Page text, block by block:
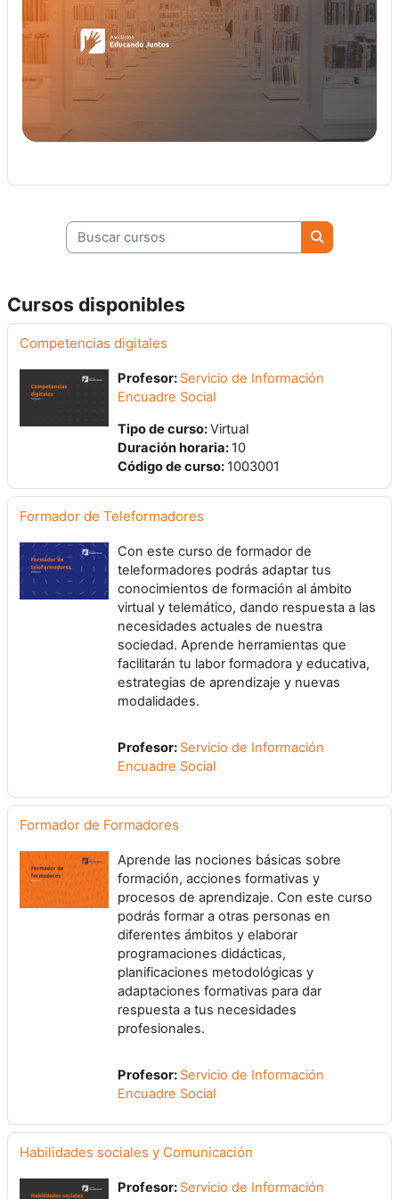
Buscar cursos
Buscar
Cursos disponibles
Competencias digitales
Profesor: Servicio de Información
Encuadre Social
Tipo de curso:Virtual
Duración horaria: 10
Código de curso: 1003001
Formador de Teleformadores
Con este curso de formador de
teleformadores podrás adaptar tus
conocimientos de formación al ámbito
virtual y telemático, dando respuesta a las
necesidades actuales de nuestra
sociedad. Aprende herramientas que
facilitarán tu labor formadora y educativa,
estrategias de aprendizaje y nuevas
modalidades.
Profesor: Servicio de Información
Encuadre Social
Formador de Formadores
Aprende las nociones básicas sobre
formación, acciones formativas y
procesos de aprendizaje. Con este curso
podrás formar a otras personas en
diferentes ámbitos y elaborar
programaciones didácticas,
planificaciones metodológicas y
adaptaciones formativas para dar
respuesta a tus necesidades
profesionales.
Profesor: Servicio de Información
Encuadre Social
Habilidades sociales y Comunicación
Profesor: Servicio de Información